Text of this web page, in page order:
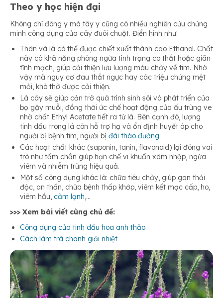
Theo y học hiện đại
Không chỉ đông y mà tây y cũng có nhiều nghiên cứu chứng
minh công dụng của cây đuôi chuột. Điển hình như:
Thân và lá có thể được chiết xuất thành cao Ethanol. Chất
này có khả năng phòng ngừa tình trạng co thắt hoặc giãn
tĩnh mạch, giúp cải thiện lưu lượng máu chảy về tim. Nhờ
vậy mà nguy cơ đau thắt ngực hay các triệu chứng mệt
mỏi, khó thở được cải thiện.
Lá cây sẽ giúp cản trở quá trình sinh sôi và phát triển của
bọ gậy muỗi, đồng thời ức chế hoạt động của ấu trùng ve
nhờ chất Ethyl Acetate tiết ra từ lá. Bên cạnh đó, lượng
tinh dầu trong lá còn hỗ trợ hạ và ổn định huyết áp cho
người bị bệnh tim, người bị đái tháo đường.
Các hoạt chất khác (saponin, tanin, flavonoid) lại đóng vai
trò như tấm chắn giúp hạn chế vi khuẩn xâm nhập, ngừa
viêm và nhiễm trùng hiệu quả.
Một số công dụng khác là: chữa tiêu chảy, giúp gan thải
độc, an thần, chữa bệnh thấp khớp, viêm kết mạc cấp, ho,
viêm hầu, cảm lạnh,…
>>> Xem bài viết cùng chủ đề:
Công dụng của tinh dầu hoa anh thảo
Cách làm trà chanh giải nhiệt